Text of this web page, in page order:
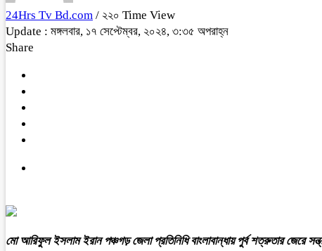
24Hrs Tv Bd.com / ২২০ Time View
Update : মঙ্গলবার, ১৭ সেপ্টেম্বর, ২০২৪, ৩:৩৫ অপরাহ্ন
Share
মো আরিফুল ইসলাম ইরান পঞ্চগড় জেলা প্রতিনিধি বাংলাবান্ধায় পুর্ব শত্রুতার জেরে